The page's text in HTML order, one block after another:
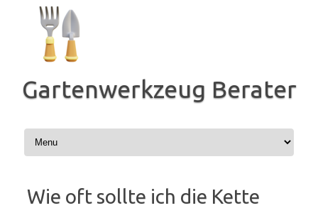
Inhalt
springen
Gartenwerkzeug Berater
Wie oft sollte ich die Kette